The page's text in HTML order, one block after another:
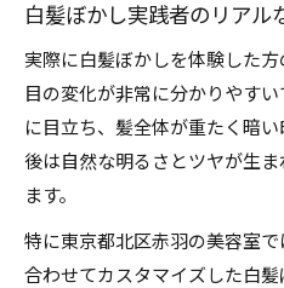
白髪ぼかし実践者のリアル
実際に白髪ぼかしを体験した
目の変化が非常に分かりやす
に目立ち、髪全体が重たく暗
後は自然な明るさとツヤが生
ます。
特に東京都北区赤羽の美容室
合わせてカスタマイズした白